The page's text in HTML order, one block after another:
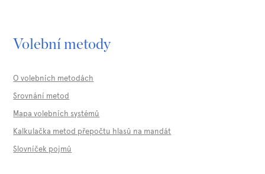
Volební metody
O volebních metodách
Srovnání metod
Mapa volebních systémů
Kalkulačka metod přepočtu hlasů na mandát
Slovníček pojmů